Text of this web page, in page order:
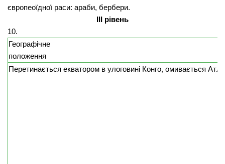
європеоїд­ної раси: араби, бербери.
III рівень
10.
Географічне
положення
Перетинається ек­ватором в улого­вині Конго, омива­ється